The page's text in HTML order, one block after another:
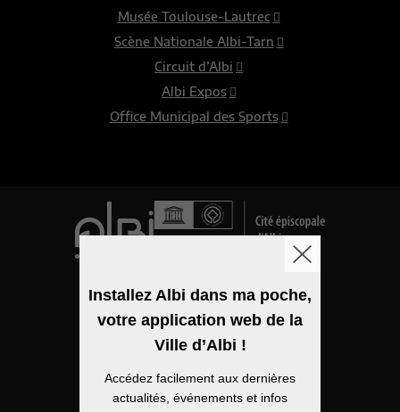
Musée Toulouse-Lautrec
Scène Nationale Albi-Tarn
Circuit d’Albi
Albi Expos
Office Municipal des Sports
Mentions légales
Politique de confidentialité
Installez Albi dans ma poche,
votre application web de la
Ville d’Albi !
Accédez facilement aux dernières
actualités, événements et infos